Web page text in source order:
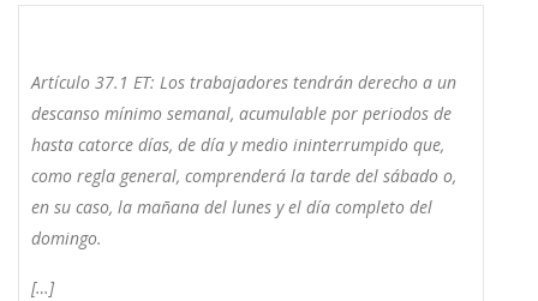
Artículo 37.1 ET: Los trabajadores tendrán derecho a un
descanso mínimo semanal, acumulable por periodos de
hasta catorce días, de día y medio ininterrumpido que,
como regla general, comprenderá la tarde del sábado o,
en su caso, la mañana del lunes y el día completo del
domingo.
[…]